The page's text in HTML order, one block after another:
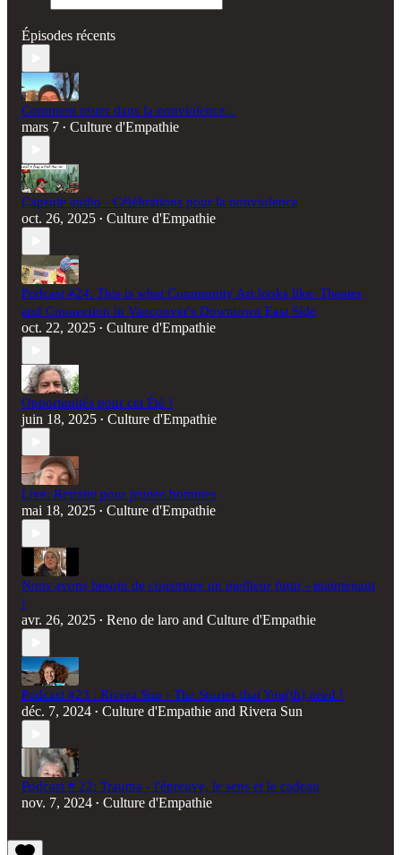
Épisodes récents
Comment rester dans la nonviolence...
mars 7 • Culture d'Empathie
Capsule audio - Célébrations pour la nonviolence
oct. 26, 2025 • Culture d'Empathie
Podcast #24: This is what Community Art looks like: Theater
and Connection in Vancouver's Downtown East Side
oct. 22, 2025 • Culture d'Empathie
Opportunités pour cet Été !
juin 18, 2025 • Culture d'Empathie
Live: Retraite pour jeunes hommes
mai 18, 2025 • Culture d'Empathie
Nous avons besoin de construire un meilleur futur - maintenant
!
avr. 26, 2025 • Reno de laro and Culture d'Empathie
Podcast #23 : Rivera Sun - The Stories that You(th) need !
déc. 7, 2024 • Culture d'Empathie and Rivera Sun
Podcast # 22: Trauma - l'épreuve, le sens et le cadeau
nov. 7, 2024 • Culture d'Empathie